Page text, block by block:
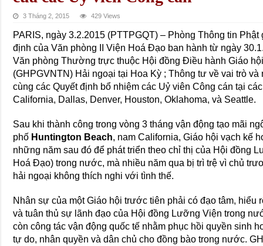
3 Tháng 2, 2015 429 Views
PARIS, ngày 3.2.2015 (PTTPGQT) – Phòng Thông tin
định của Văn phòng II Viện Hoá Đạo ban hành từ ngày
Văn phòng Thường trực thuộc Hội đồng Điều hành Giáo
(GHPGVNTN) Hải ngoại tại Hoa Kỳ ; Thông tư về vai trò
cùng các Quyết định bổ nhiệm các Uỷ viên Công cán tại
California, Dallas, Denver, Houston, Oklahoma, và Seattle.
Sau khi thành công trong vòng 3 tháng vận động tạo mãi
phố Huntington Beach, nam California, Giáo hội vạch kế
những năm sau đó để phát triển theo chỉ thị của Hội đồng
Hoá Đạo) trong nước, mà nhiều năm qua bị trì trệ vì chủ
hải ngoại không thích nghi với tình thế.
Nhân sự của một Giáo hội trước tiên phải có đạo tâm,
và tuân thủ sự lãnh đạo của Hội đồng Lưỡng Viện trong
còn công tác vận động quốc tế nhằm phục hồi quyền sinh
tự do, nhân quyền và dân chủ cho đồng bào trong nước.